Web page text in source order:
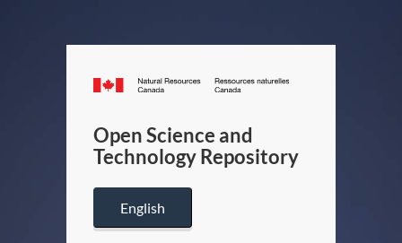
Canada.ca
/
Canada
Open Science and
Technology Repository
English